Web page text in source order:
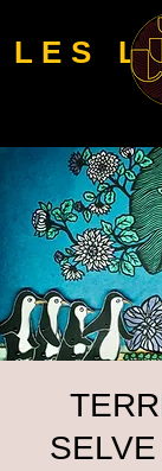
LES